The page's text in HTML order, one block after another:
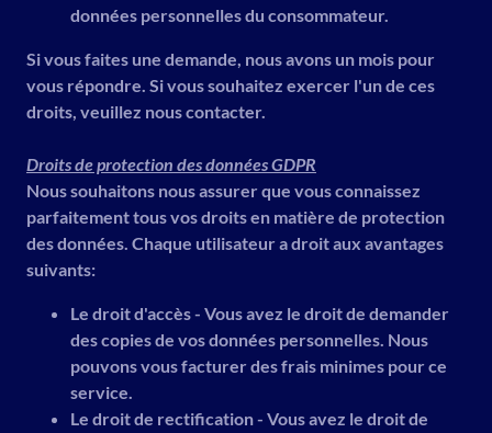
données personnelles du consommateur.
Si vous faites une demande, nous avons un mois pour
vous répondre. Si vous souhaitez exercer l'un de ces
droits, veuillez nous contacter.
Droits de protection des données GDPR
Nous souhaitons nous assurer que vous connaissez
parfaitement tous vos droits en matière de protection
des données. Chaque utilisateur a droit aux avantages
suivants:
Le droit d'accès - Vous avez le droit de demander
des copies de vos données personnelles. Nous
pouvons vous facturer des frais minimes pour ce
service.
Le droit de rectification - Vous avez le droit de